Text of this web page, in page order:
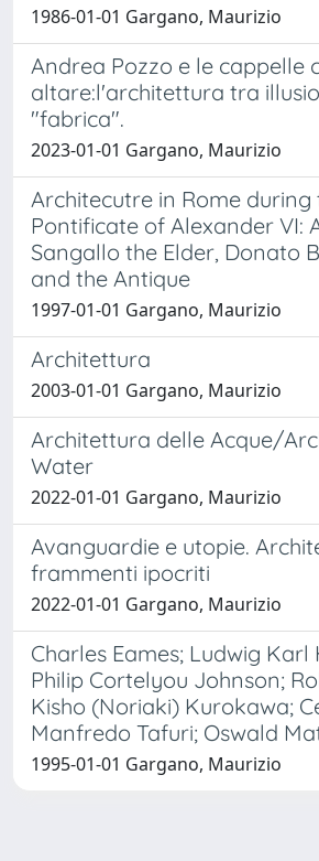
1986-01-01 Gargano, Maurizio
Andrea Pozzo e le cappelle
altare:l'architettura tra
"fabrica".
2023-01-01 Gargano, Maurizio
Architecutre in Rome during
Pontificate of Alexander VI:
Sangallo the Elder, Donato
and the Antique
1997-01-01 Gargano, Maurizio
Architettura
2003-01-01 Gargano, Maurizio
Architettura delle Acque/
Water
2022-01-01 Gargano, Maurizio
Avanguardie e utopie.
frammenti ipocriti
2022-01-01 Gargano, Maurizio
Charles Eames; Ludwig Karl
Philip Cortelyou Johnson;
Kisho (Noriaki) Kurokawa;
Manfredo Tafuri; Oswald
1995-01-01 Gargano, Maurizio